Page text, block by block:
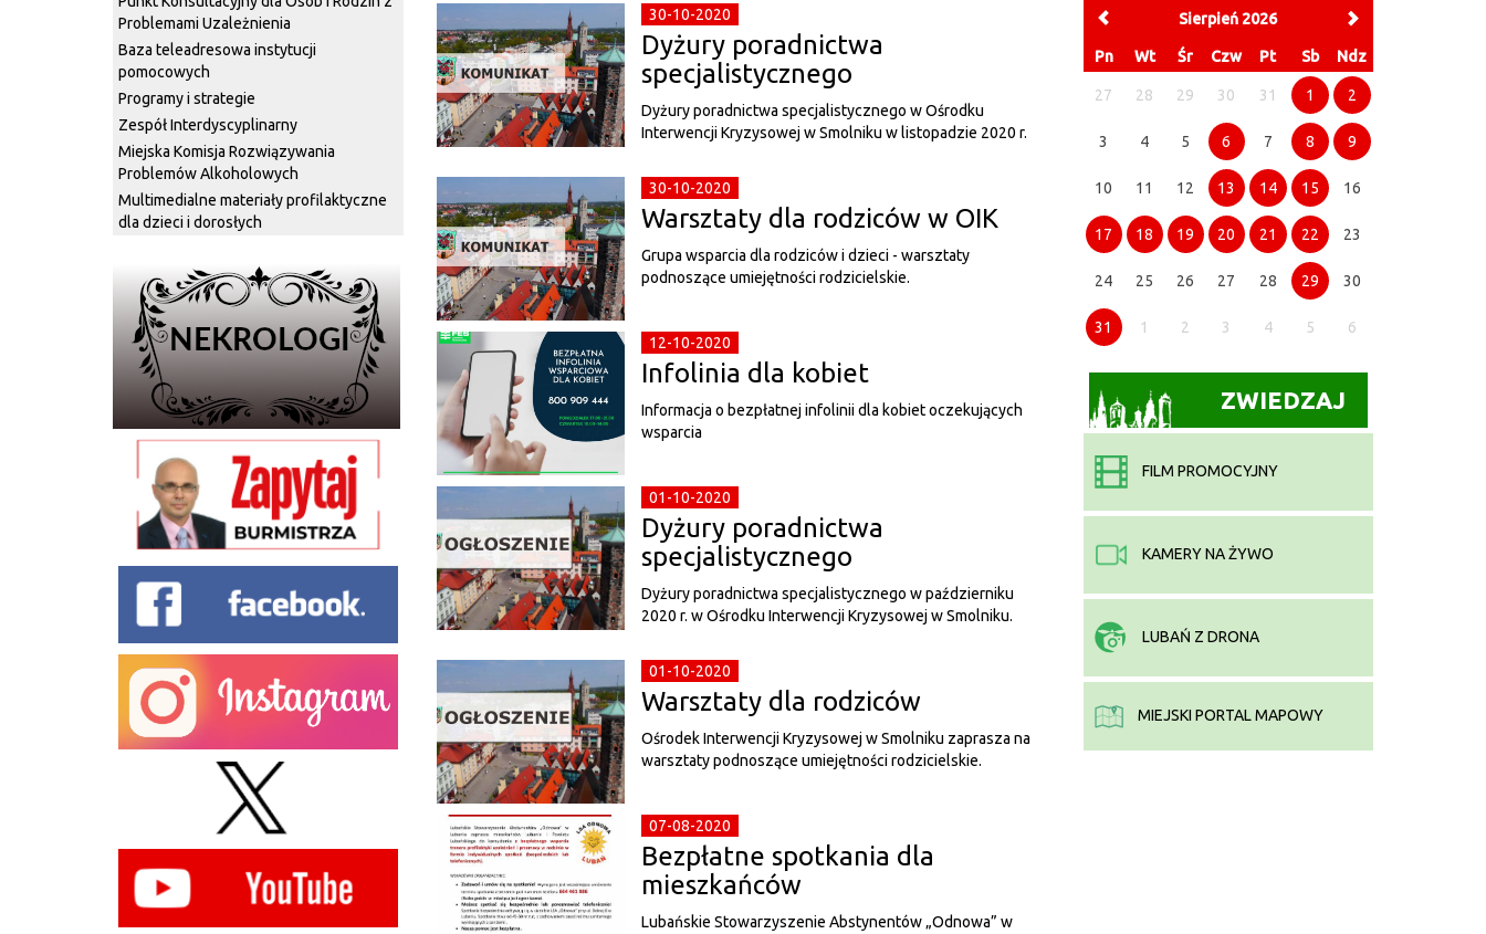
30-10-2020
Dyżury poradnictwa
specjalistycznego
Dyżury poradnictwa specjalistycznego w Ośrodku
Interwencji Kryzysowej w Smolniku w listopadzie 2020 r.
30-10-2020
Warsztaty dla rodziców w OIK
Grupa wsparcia dla rodziców i dzieci - warsztaty
podnoszące umiejętności rodzicielskie.
12-10-2020
Infolinia dla kobiet
Informacja o bezpłatnej infolinii dla kobiet oczekujących
wsparcia
01-10-2020
Dyżury poradnictwa
specjalistycznego
Dyżury poradnictwa specjalistycznego w październiku
2020 r. w Ośrodku Interwencji Kryzysowej w Smolniku.
01-10-2020
Warsztaty dla rodziców
Ośrodek Interwencji Kryzysowej w Smolniku zaprasza na
warsztaty podnoszące umiejętności rodzicielskie.
07-08-2020
Bezpłatne spotkania dla
mieszkańców
Lubańskie Stowarzyszenie Abstynentów „Odnowa” w
Problemami Uzależnienia
Baza teleadresowa instytucji
pomocowych
Programy i strategie
Zespół Interdyscyplinarny
Miejska Komisja Rozwiązywania
Problemów Alkoholowych
Multimedialne materiały profilaktyczne
dla dzieci i dorosłych
Sierpień 2026
Pn Wt Śr Czw Pt Sb Ndz
27 28 29 30 31 1 2
3 4 5 6 7 8 9
10 11 12 13 14 15 16
17 18 19 20 21 22 23
24 25 26 27 28 29 30
31 1 2 3 4 5 6
ZWIEDZAJ
FILM PROMOCYJNY
KAMERY NA ŻYWO
LUBAŃ Z DRONA
MIEJSKI PORTAL MAPOWY